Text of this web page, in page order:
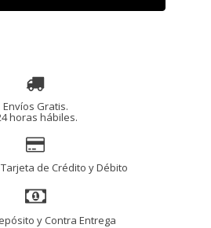
Envíos Gratis.
horas hábiles.
de Crédito y Débito
y Contra Entrega